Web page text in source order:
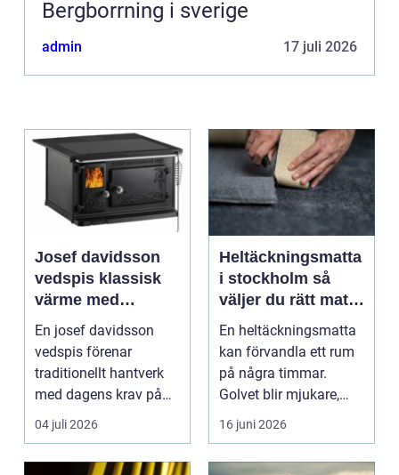
Bergborrning i sverige
admin 17 juli 2026
Josef davidsson
vedspis klassisk
värme med
modern funktion
En josef davidsson
vedspis förenar
traditionellt hantverk
med dagens krav på
effektiv, trygg och mil...
04 juli 2026
Heltäckningsmatta
i stockholm så
väljer du rätt matta
till hem och kontor
En heltäckningsmatta
kan förvandla ett rum
på några timmar.
Golvet blir mjukare,
ljudnivån sjunker o...
16 juni 2026